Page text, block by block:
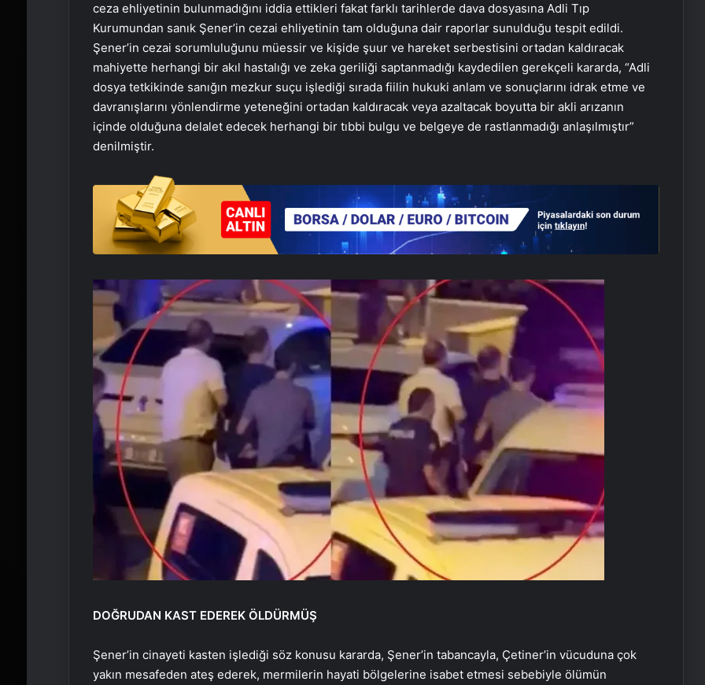
ceza ehliyetinin bulunmadığını iddia ettikleri fakat farklı tarihlerde dava dosyasına Adli Tıp
Kurumundan sanık Şener’in cezai ehliyetinin tam olduğuna dair raporlar sunulduğu tespit edildi.
Şener’in cezai sorumluluğunu müessir ve kişide şuur ve hareket serbestisini ortadan kaldıracak
mahiyette herhangi bir akıl hastalığı ve zeka geriliği saptanmadığı kaydedilen gerekçeli kararda, “Adli
dosya tetkikinde sanığın mezkur suçu işlediği sırada fiilin hukuki anlam ve sonuçlarını idrak etme ve
davranışlarını yönlendirme yeteneğini ortadan kaldıracak veya azaltacak boyutta bir akli arızanın
içinde olduğuna delalet edecek herhangi bir tıbbi bulgu ve belgeye de rastlanmadığı anlaşılmıştır”
denilmiştir.
DOĞRUDAN KAST EDEREK ÖLDÜRMÜŞ
Şener’in cinayeti kasten işlediği söz konusu kararda, Şener’in tabancayla, Çetiner’in vücuduna çok
yakın mesafeden ateş ederek, mermilerin hayati bölgelerine isabet etmesi sebebiyle ölümün